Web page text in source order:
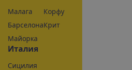
Малага
Барселона
Майорка
Корфу
Крит
Италия
Сицилия